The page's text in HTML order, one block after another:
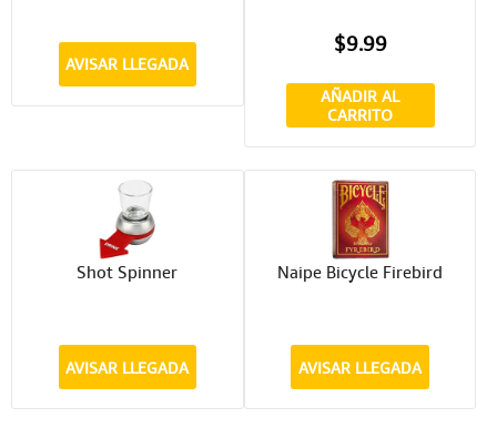
AVISAR LLEGADA
$9.99
AÑADIR AL
CARRITO
Shot Spinner
AVISAR LLEGADA
Naipe Bicycle Firebird
AVISAR LLEGADA